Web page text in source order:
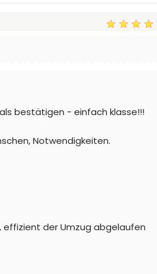
bestätigen - einfach klasse!!!
Notwendigkeiten.
effizient der Umzug abgelaufen